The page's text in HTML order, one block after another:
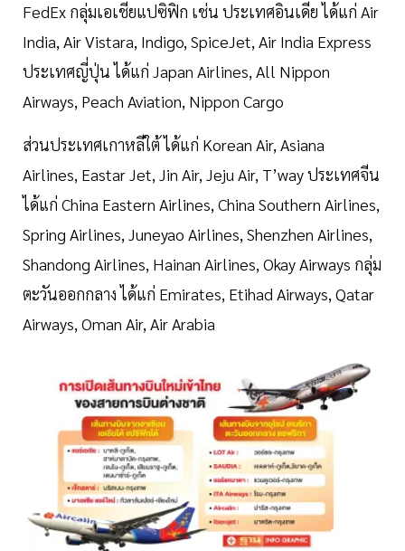
FedEx กลุ่มเอเชียแปซิฟิก เช่น ประเทศอินเดีย ได้แก่ Air
India, Air Vistara, Indigo, SpiceJet, Air India Express
ประเทศญี่ปุ่น ได้แก่ Japan Airlines, All Nippon
Airways, Peach Aviation, Nippon Cargo
ส่วนประเทศเกาหลีใต้ ได้แก่ Korean Air, Asiana
Airlines, Eastar Jet, Jin Air, Jeju Air, T’way ประเทศจีน
ได้แก่ China Eastern Airlines, China Southern Airlines,
Spring Airlines, Juneyao Airlines, Shenzhen Airlines,
Shandong Airlines, Hainan Airlines, Okay Airways กลุ่ม
ตะวันออกกลาง ได้แก่ Emirates, Etihad Airways, Qatar
Airways, Oman Air, Air Arabia